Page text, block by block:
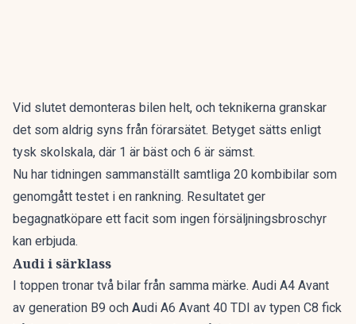
Vid slutet demonteras bilen helt, och teknikerna granskar
det som aldrig syns från förarsätet. Betyget sätts enligt
tysk skolskala, där 1 är bäst och 6 är sämst.
Nu har tidningen sammanställt samtliga 20 kombibilar som
genomgått testet i en rankning. Resultatet ger
begagnatköpare ett facit som ingen försäljningsbroschyr
kan erbjuda.
Audi i särklass
I toppen tronar två bilar från samma märke. Audi A4 Avant
av generation B9 och Audi A6 Avant 40 TDI av typen C8 fick